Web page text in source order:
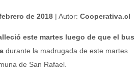
de 2018 | Autor: Cooperativa.cl
este martes luego de que el bus
durante la madrugada de este martes
de San Rafael.